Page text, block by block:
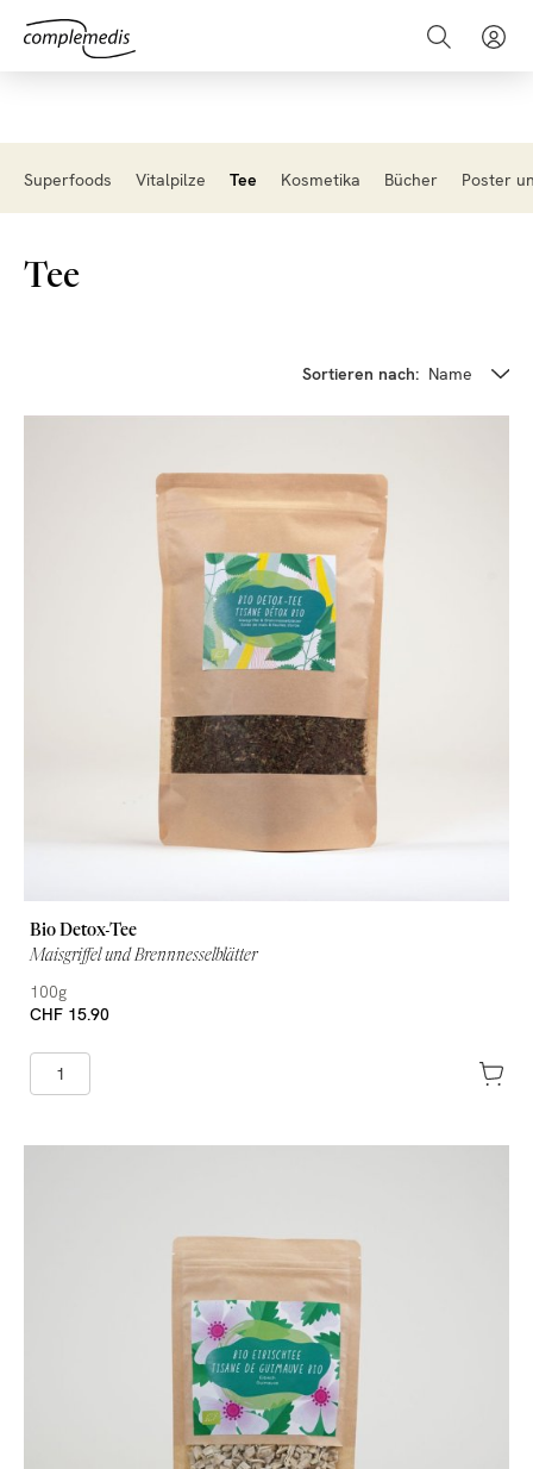
Superfoods Vitalpilze Tee Kosmetika Bücher Poster
Tee
Sortieren nach: Name
Bio Detox-Tee
Maisgriffel und Brennnesselblätter
100g
CHF 15.90